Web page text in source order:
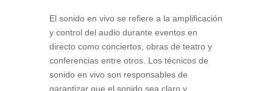
El sonido en vivo se refiere a la amplificación
y control del audio durante eventos en
directo como conciertos, obras de teatro y
conferencias entre otros. Los técnicos de
sonido en vivo son responsables de
garantizar que el sonido sea claro y